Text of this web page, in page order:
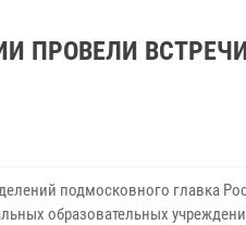
ПРОВЕЛИ
подмосковного главка
образовательных